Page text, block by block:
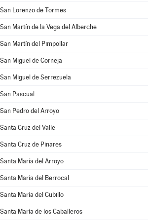
San Lorenzo de Tormes
San Martín de la Vega del Alberche
San Martín del Pimpollar
San Miguel de Corneja
San Miguel de Serrezuela
San Pascual
San Pedro del Arroyo
Santa Cruz del Valle
Santa Cruz de Pinares
Santa María del Arroyo
Santa María del Berrocal
Santa María del Cubillo
Santa María de los Caballeros